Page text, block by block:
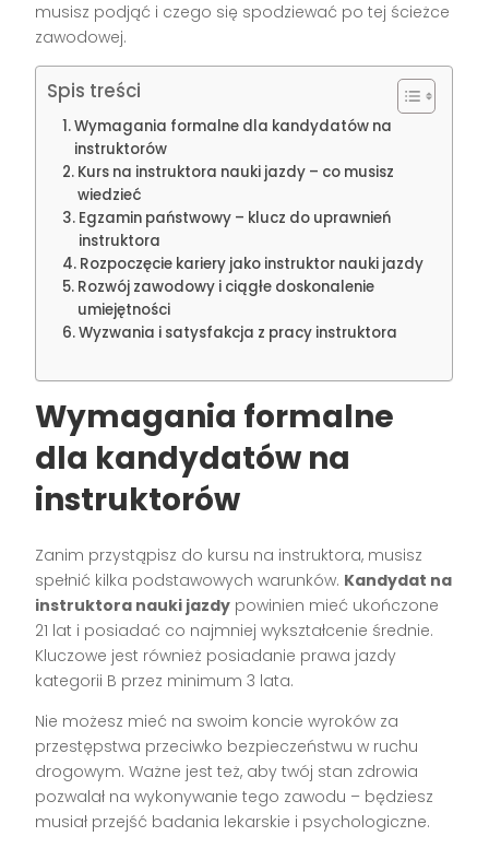
musisz podjąć i czego się spodziewać po tej ścieżce
zawodowej.
Spis treści
Wymagania formalne dla kandydatów na
instruktorów
Kurs na instruktora nauki jazdy – co musisz
wiedzieć
Egzamin państwowy – klucz do uprawnień
instruktora
Rozpoczęcie kariery jako instruktor nauki jazdy
Rozwój zawodowy i ciągłe doskonalenie
umiejętności
Wyzwania i satysfakcja z pracy instruktora
Wymagania formalne
dla kandydatów na
instruktorów
Zanim przystąpisz do kursu na instruktora, musisz
spełnić kilka podstawowych warunków. Kandydat na
instruktora nauki jazdy powinien mieć ukończone
21 lat i posiadać co najmniej wykształcenie średnie.
Kluczowe jest również posiadanie prawa jazdy
kategorii B przez minimum 3 lata.
Nie możesz mieć na swoim koncie wyroków za
przestępstwa przeciwko bezpieczeństwu w ruchu
drogowym. Ważne jest też, aby twój stan zdrowia
pozwalał na wykonywanie tego zawodu – będziesz
musiał przejść badania lekarskie i psychologiczne.